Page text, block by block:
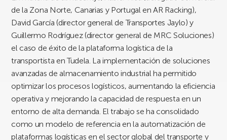
de la Zona Norte, Canarias y Portugal en AR Racking),
David García (director general de Transportes Jaylo) y
Guillermo Rodríguez (director general de MRC Soluciones)
el caso de éxito de la plataforma logística de la
transportista en Tudela. La implementación de soluciones
avanzadas de almacenamiento industrial ha permitido
optimizar los procesos logísticos, aumentando la eficiencia
operativa y mejorando la capacidad de respuesta en un
entorno de alta demanda. El trabajo se ha consolidado
como un modelo de referencia en la automatización de
plataformas logísticas en el sector global del transporte y